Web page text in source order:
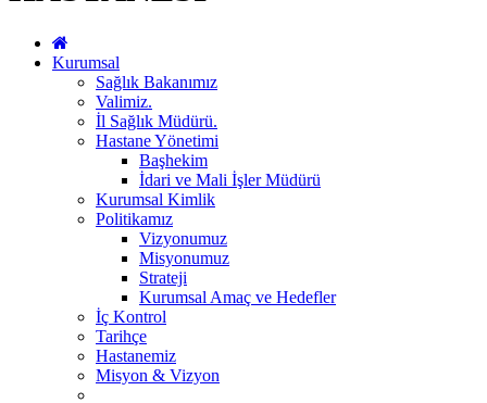
Kurumsal
Sağlık Bakanımız
Valimiz.
İl Sağlık Müdürü.
Hastane Yönetimi
Başhekim
İdari ve Mali İşler Müdürü
Kurumsal Kimlik
Politikamız
Vizyonumuz
Misyonumuz
Strateji
Kurumsal Amaç ve Hedefler
İç Kontrol
Tarihçe
Hastanemiz
Misyon & Vizyon